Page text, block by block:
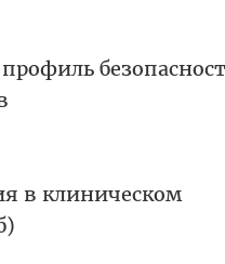
в клиническом